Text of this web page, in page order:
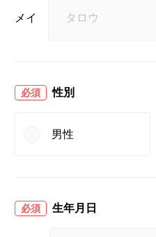
メイ
必須 性別
男性
必須 生年月日